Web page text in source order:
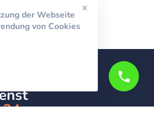
×
der Webseite
von Cookies